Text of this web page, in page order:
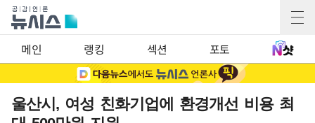
메인 랭킹 섹션 포토
울산시, 여성 친화기업에 환경개선 비용 최